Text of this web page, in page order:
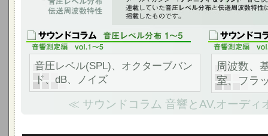
連したコラムをサウンド コラムのページに編集して掲載しました。
音圧レベル(SPL)、オクターブバン
ド、dB、ノイズ
周波数、
室、フラ
≪ サウンドコラム 音響とAV,オーディ